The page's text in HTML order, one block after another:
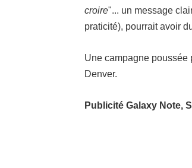
croire"... un message
praticité), pourrait avoir
Une campagne poussée
Denver.
Publicité Galaxy Note,